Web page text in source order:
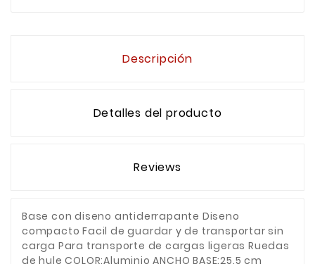
Descripción
Detalles del producto
Reviews
Base con diseno antiderrapante Diseno
compacto Facil de guardar y de transportar sin
carga Para transporte de cargas ligeras Ruedas
de hule COLOR:Aluminio ANCHO BASE:25.5 cm